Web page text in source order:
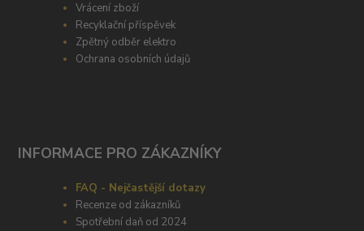
Vrácení zboží
Recyklační příspěvek
Zpětný odběr elektro
Ochrana osobních údajů
INFORMACE PRO ZÁKAZNÍKY
FAQ - Nejčastější dotazy
Recenze od zákazníků
Spotřební daň od 2024